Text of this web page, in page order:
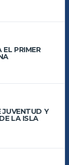
PRIMER
JUVENTUD Y
LA ISLA